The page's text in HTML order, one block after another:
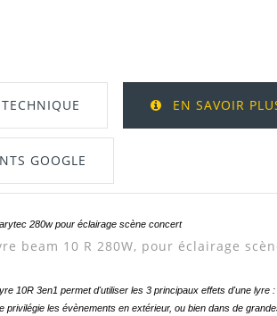
EN SAVOIR
GOOGLE
280w pour éclairage scène concert
beam 10 R 280W, pour éclairage
10R 3en1 permet d'utiliser les 3 principaux effets d'une lyre
privilégie les évènements en extérieur, ou bien dans de